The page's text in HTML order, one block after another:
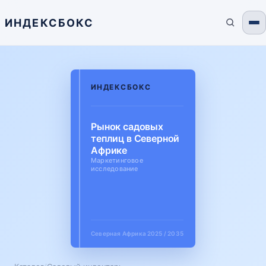
ИНДЕКСБОКС
ИНДЕКСБОКС
Рынок садовых
теплиц в Северной
Африке
Маркетинговое
исследование
Северная Африка 2025 / 2035